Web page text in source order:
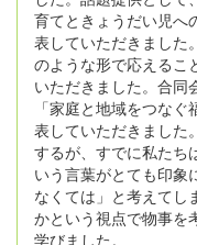
育てときょうだい児へ
表していただきました
のような形で応えるこ
いただきました。合同
「家庭と地域をつな
表していただきました
するが、すでに私たち
いう言葉がとても印象
なくては」と考えてし
かという視点で物事を
学びました。